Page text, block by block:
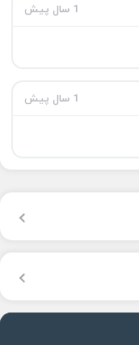
1 سال پیش
1 سال پیش